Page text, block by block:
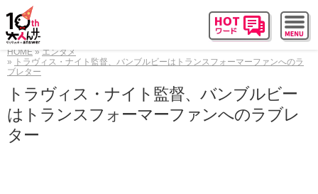
HOME
エンタメ
トラヴィス・ナイト監督、バンブルビーはトランスフォーマーファンへのラ
ブレター
トラヴィス・ナイト監督、バンブルビー
はトランスフォーマーファンへのラブレ
ター